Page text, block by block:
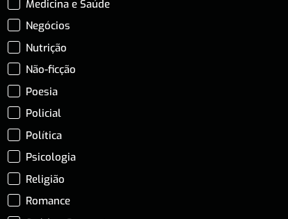
Medicina e Saúde
Negócios
Nutrição
Não-ficção
Poesia
Policial
Política
Psicologia
Religião
Romance